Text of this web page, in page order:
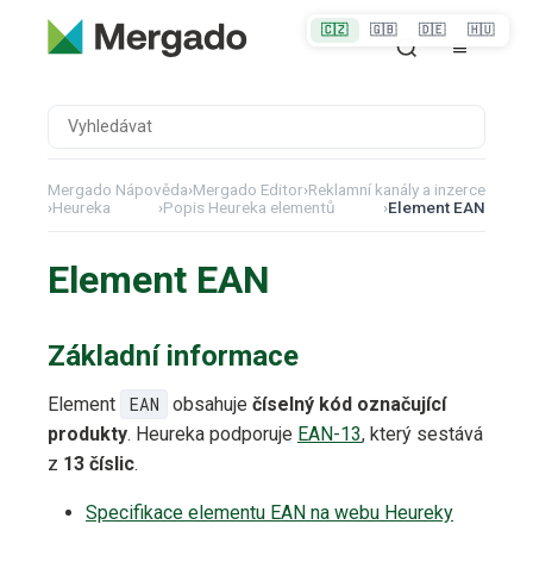
Mergado Nápověda›Mergado Editor›Reklamní kanály a inzerce
›Heureka ›Popis Heureka elementů ›Element EAN
Element EAN
Základní informace
Element EAN obsahuje číselný kód označující
produkty. Heureka podporuje EAN-13, který sestává
z 13 číslic.
Specifikace elementu EAN na webu Heureky
🇨🇿 🇬🇧 🇩🇪 🇭🇺